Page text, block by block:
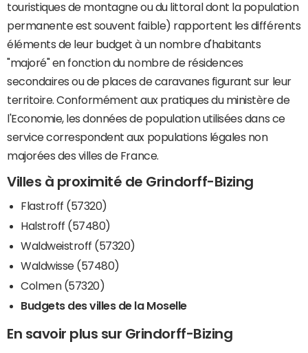
touristiques de montagne ou du littoral dont la population
permanente est souvent faible) rapportent les différents
éléments de leur budget à un nombre d'habitants
"majoré" en fonction du nombre de résidences
secondaires ou de places de caravanes figurant sur leur
territoire. Conformément aux pratiques du ministère de
l'Economie, les données de population utilisées dans ce
service correspondent aux populations légales non
majorées des villes de France.
Villes à proximité de Grindorff-Bizing
Flastroff (57320)
Halstroff (57480)
Waldweistroff (57320)
Waldwisse (57480)
Colmen (57320)
Budgets des villes de la Moselle
En savoir plus sur Grindorff-Bizing